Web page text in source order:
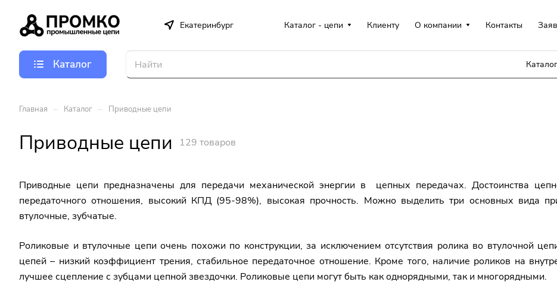
Екатеринбург Каталог - цепи Клиенту О компании Контакты
Каталог Каталог
Главная – Каталог – Приводные цепи
Приводные цепи 129 товаров
Приводные цепи предназначены для передачи механической энергии в
цепных передачах. Достоинства
передаточного отношения, высокий КПД (95-98%), высокая прочность. Можно выделить три основных вида
втулочные, зубчатые.
Роликовые и втулочные цепи очень похожи по конструкции, за исключением отсутствия ролика во втулочной
цепей – низкий коэффициент трения, стабильное передаточное отношение. Кроме того, наличие роликов на
лучшее сцепление с зубцами цепной звездочки. Роликовые цепи могут быть как однорядными, так и многорядными.